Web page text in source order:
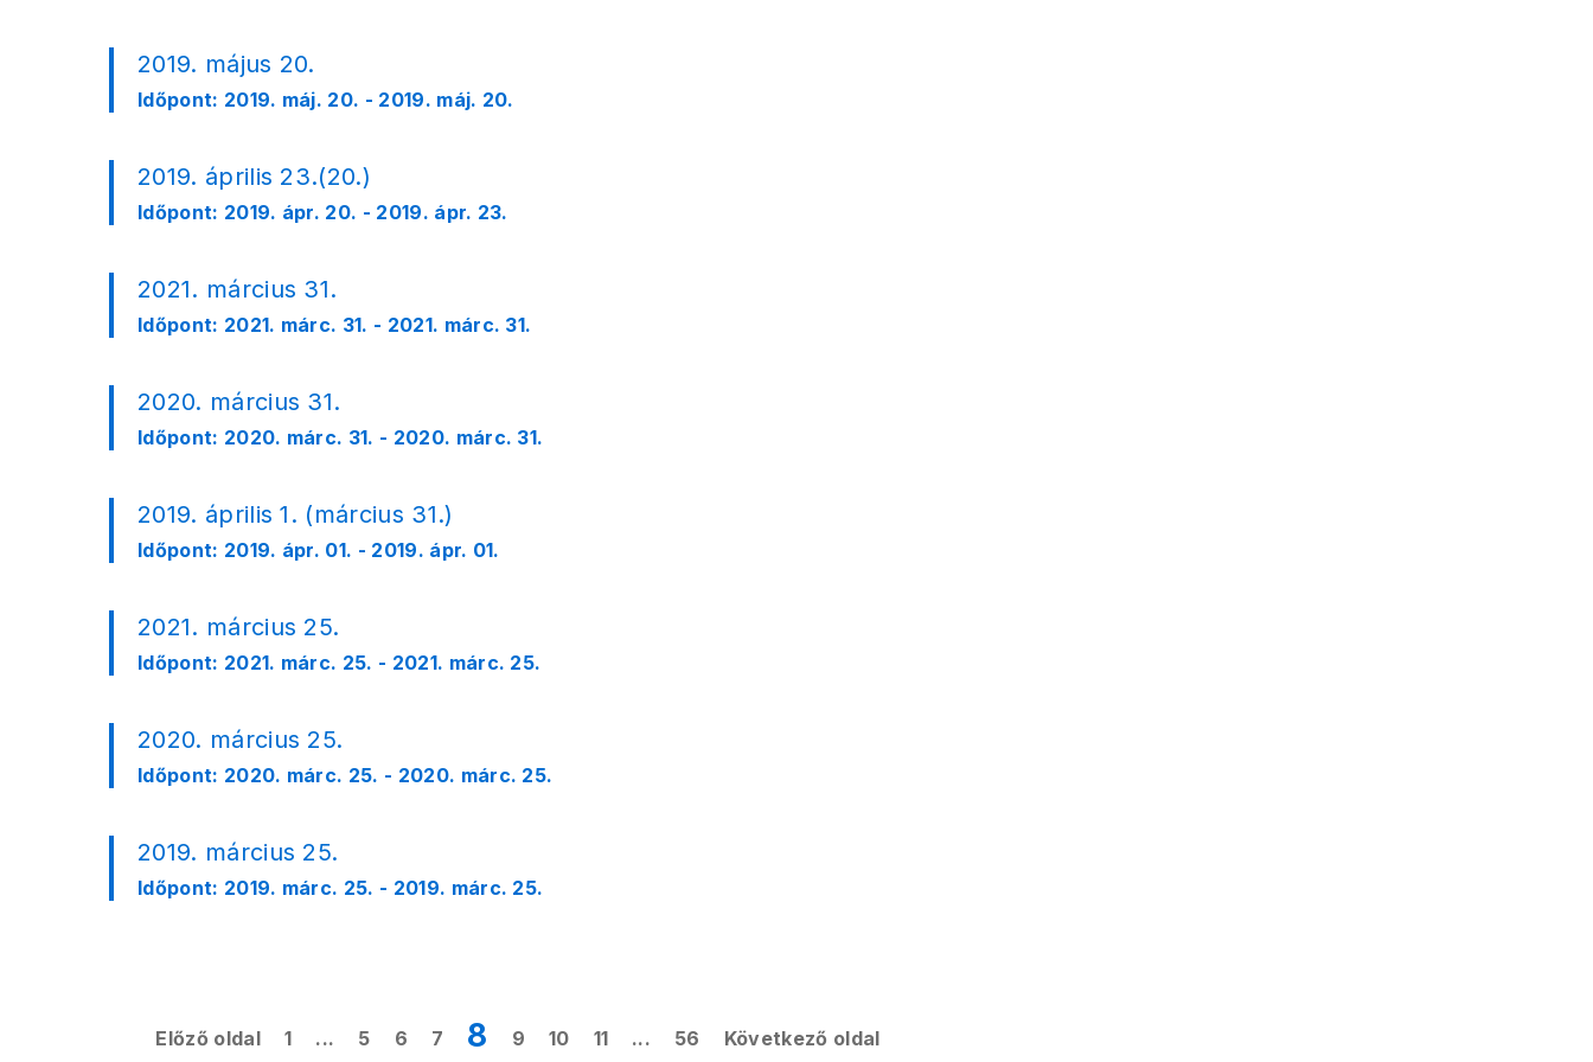
2019. május 20.
Időpont: 2019. máj. 20. - 2019. máj. 20.
2019. április 23.(20.)
Időpont: 2019. ápr. 20. - 2019. ápr. 23.
2021. március 31.
Időpont: 2021. márc. 31. - 2021. márc. 31.
2020. március 31.
Időpont: 2020. márc. 31. - 2020. márc. 31.
2019. április 1. (március 31.)
Időpont: 2019. ápr. 01. - 2019. ápr. 01.
2021. március 25.
Időpont: 2021. márc. 25. - 2021. márc. 25.
2020. március 25.
Időpont: 2020. márc. 25. - 2020. márc. 25.
2019. március 25.
Időpont: 2019. márc. 25. - 2019. márc. 25.
Előző oldal 1 ... 5 6 7 8 9 10 11 ... 56 Következő oldal